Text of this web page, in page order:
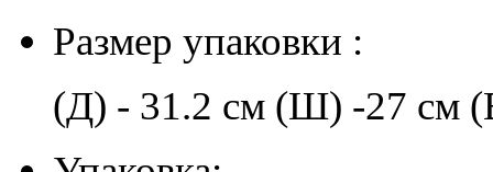
Размер упаковки :
(Д) - 31.2 см (Ш) -27 см